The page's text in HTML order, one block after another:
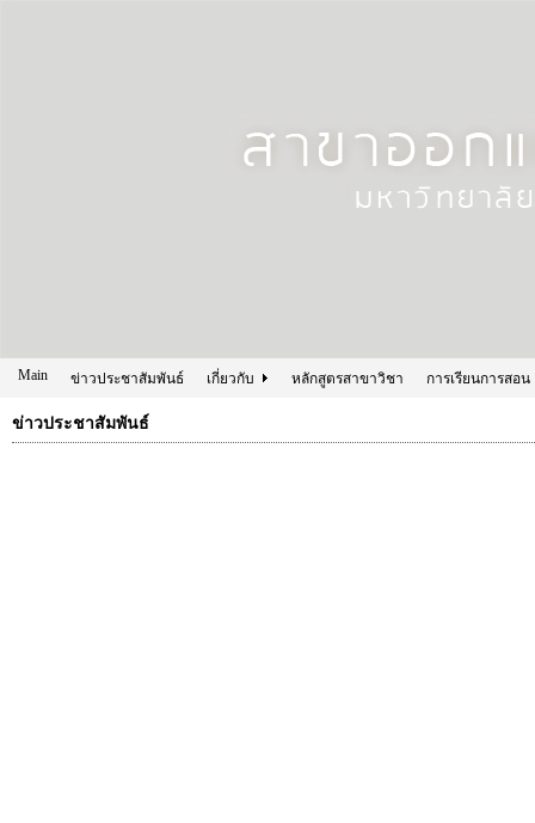
Main ข่าวประชาสัมพันธ์ เกี่ยวกับ หลักสูตรสาขาวิชา การเรียนการสอน
ข่าวประชาสัมพันธ์